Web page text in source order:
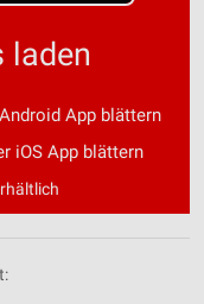
laden
App blättern
iOS App blättern